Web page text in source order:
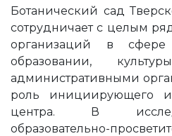
Ботанический сад
сотрудничает с целым
организаций в
образовании,
административными
роль инициирующего
центра. В
образовательно-